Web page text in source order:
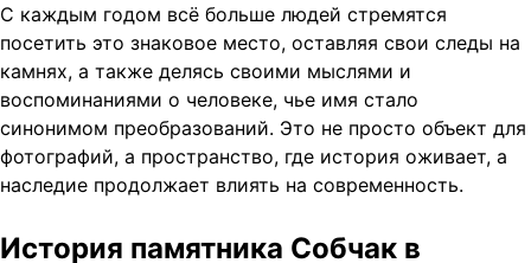
С каждым годом всё больше людей стремятся
посетить это знаковое место, оставляя свои следы на
камнях, а также делясь своими мыслями и
воспоминаниями о человеке, чье имя стало
синонимом преобразований. Это не просто объект для
фотографий, а пространство, где история оживает, а
наследие продолжает влиять на современность.
История памятника Собчак в